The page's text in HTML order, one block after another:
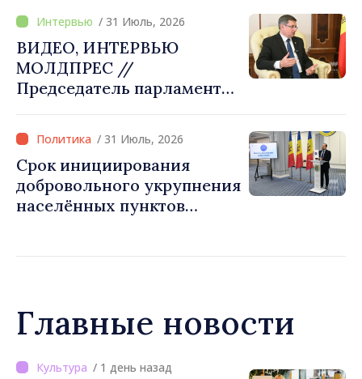
конкретные проекты»
страны. Алексей Бузу:
«Только через сильные
примэрии мы можем
обеспечить качественные
услуги и
инфраструктуру»
/ 31 Июль, 2026
ВИДЕО, ИНТЕРВЬЮ
МОЛДПРЕС //
Председатель парламента
убедить каждое
государство‑член ЕС, что
Республика Молдова
заслуживает быть в
Европейском союзе»
/ 31 Июль, 2026
Срок инициирования
добровольного укрупнения
населённых пунктов
Главные новости
/ 1 день назад